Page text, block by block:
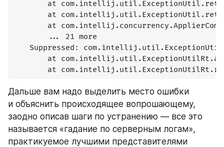
Дальше вам надо выделить место ошибки
и объяснить происходящее вопрошающему,
заодно описав шаги по устранению — все это
называется «гадание по серверным логам»,
практикуемое лучшими представителями